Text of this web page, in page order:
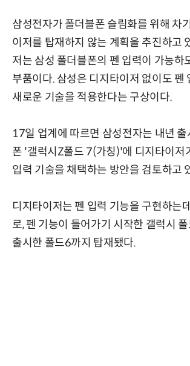
삼성전자가 폴더블폰 슬림화를 위해 차
이저를 탑재하지 않는 계획을 추진하고
저는 삼성 폴더블폰의 펜 입력이 가능하
부품이다. 삼성은 디지타이저 없이도 펜
새로운 기술을 적용한다는 구상이다.
17일 업계에 따르면 삼성전자는 내년
폰 '갤럭시Z폴드 7(가칭)'에 디지타이저
입력 기술을 채택하는 방안을 검토하고
디지타이저는 펜 입력 기능을 구현하는
로, 펜 기능이 들어가기 시작한 갤럭시
출시한 폴드6까지 탑재됐다.